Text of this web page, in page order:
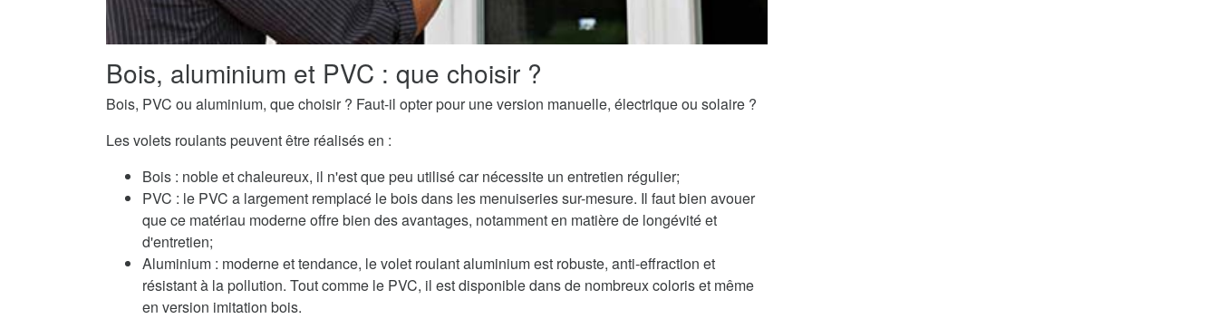
Bois, aluminium et PVC : que choisir ?
Bois, PVC ou aluminium, que choisir ? Faut-il opter pour une version manuelle, électrique ou solaire ?
Les volets roulants peuvent être réalisés en :
Bois : noble et chaleureux, il n'est que peu utilisé car nécessite un entretien régulier;
PVC : le PVC a largement remplacé le bois dans les menuiseries sur-mesure. Il faut bien avouer
que ce matériau moderne offre bien des avantages, notamment en matière de longévité et
d'entretien;
Aluminium : moderne et tendance, le volet roulant aluminium est robuste, anti-effraction et
résistant à la pollution. Tout comme le PVC, il est disponible dans de nombreux coloris et même
en version imitation bois.